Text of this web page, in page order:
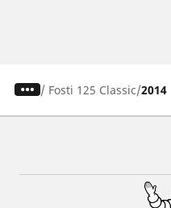
/ Fosti 125 Classic 2014